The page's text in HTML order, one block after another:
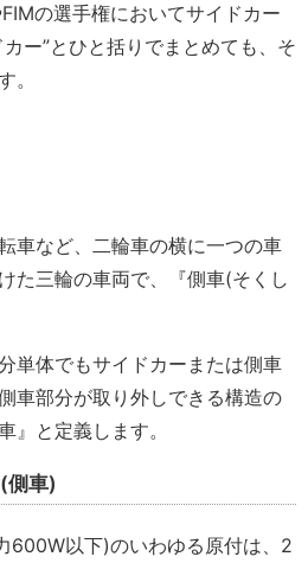
の選手権においてサイドカー
ー”とひと括りでまとめても、そ
。
車など、二輪車の横に一つの車
た三輪の車両で、『側車(そくし
単体でもサイドカーまたは側車
車部分が取り外しできる構造の
』と定義します。
側車)
600W以下)のいわゆる原付は、2